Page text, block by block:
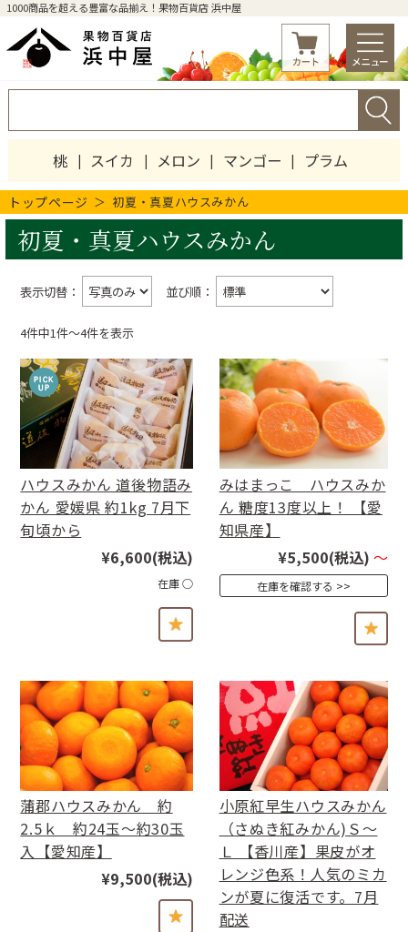
1000商品を超える豊富な品揃え！果物百貨店 浜中屋
桃 スイカ メロン マンゴー プラム
トップページ 初夏・真夏ハウスみかん
初夏・真夏ハウスみかん
表示切替： 並び順：
4件中1件〜4件を表示
ハウスみかん 道後物語み
かん 愛媛県 約1kg 7月下
旬頃から
¥6,600(税込)
在庫 ○
みはまっこ ハウスみか
ん 糖度13度以上！ 【愛
知県産】
¥5,500(税込) ～
在庫を確認する
蒲郡ハウスみかん 約
2.5ｋ 約24玉〜約30玉
入【愛知産】
¥9,500(税込)
小原紅早生ハウスみかん
（さぬき紅みかん)Ｓ〜
Ｌ 【香川産】果皮がオ
レンジ色系！人気のミカ
ンが夏に復活です。7月
配送